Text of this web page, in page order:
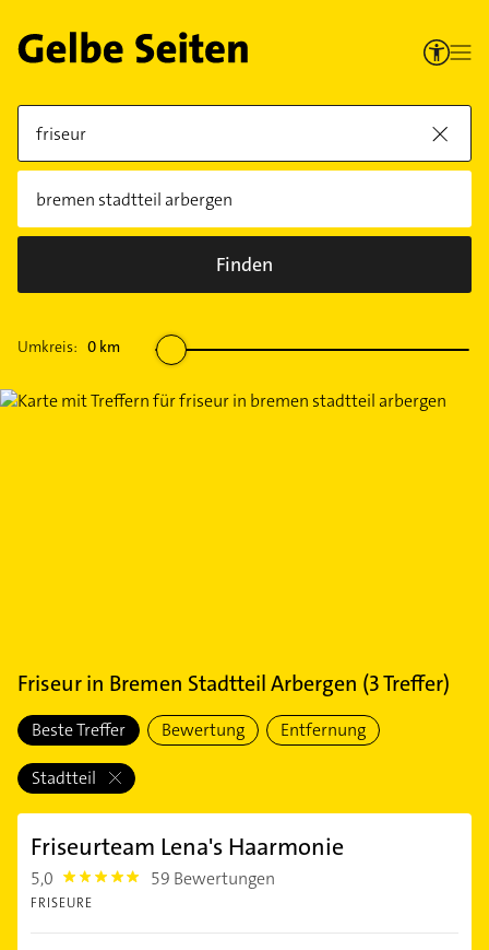
Finden
Umkreis: 0 km
Friseurin Bremen Stadtteil Arbergen (3Treffer)
Beste Treffer Bewertung Entfernung
Stadtteil
Friseurteam Lena's Haarmonie
5,0 5.0 59 Bewertungen
FRISEURE